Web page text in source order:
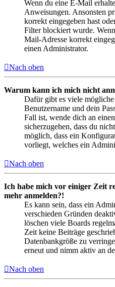
Wenn du eine E-Mail
Anweisungen. Ansonsten
korrekt eingegeben hast
Filter blockiert wurde.
Mail-Adresse korrekt
einen Administrator.
Nach oben
Warum kann ich mich nicht
Dafür gibt es viele
Benutzername und dein
Fall ist, wende dich an
sicherzugehen, dass du
möglich, dass ein
vorliegt, welches ein
Nach oben
Ich habe mich vor einiger Zeit
mehr anmelden?!
Es kann sein, dass ein
verschieden Gründen
löschen viele Boards
Zeit keine Beiträge
Datenbankgröße zu
erneut und nimm aktiv an
Nach oben